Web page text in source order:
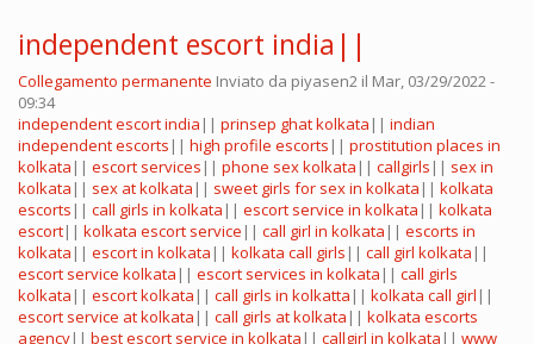
independent escort india||
Collegamento permanente Inviato da piyasen2 il Mar, 03/29/2022 -
09:34
independent escort india || prinsep ghat kolkata || indian
independent escorts || high profile escorts || prostitution places in
kolkata || escort services || phone sex kolkata || callgirls || sex in
kolkata || sex at kolkata || sweet girls for sex in kolkata || kolkata
escorts || call girls in kolkata || escort service in kolkata || kolkata
escort|| kolkata escort service || call girl in kolkata || escorts in
kolkata || escort in kolkata || kolkata call girls || call girl kolkata ||
escort service kolkata || escort services in kolkata || call girls
kolkata || escort kolkata || call girls in kolkatta || kolkata call girl ||
escort service at kolkata || call girls at kolkata || kolkata escorts
agency|| best escort service in kolkata || callgirl in kolkata || www